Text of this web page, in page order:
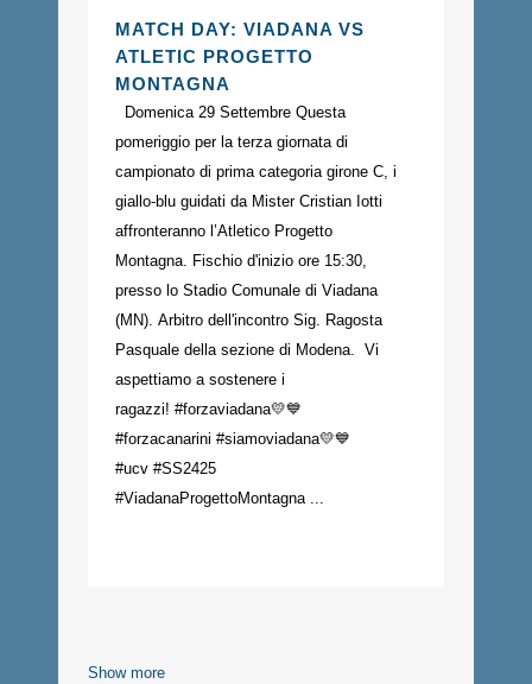
MATCH DAY: VIADANA VS
ATLETIC PROGETTO
MONTAGNA
Domenica 29 Settembre Questa
pomeriggio per la terza giornata di
campionato di prima categoria girone C, i
giallo-blu guidati da Mister Cristian Iotti
affronteranno l’Atletico Progetto
Montagna. Fischio d'inizio ore 15:30,
presso lo Stadio Comunale di Viadana
(MN). Arbitro dell'incontro Sig. Ragosta
Pasquale della sezione di Modena. Vi
aspettiamo a sostenere i
ragazzi! #forzaviadana💛💙
#forzacanarini #siamoviadana💛💙
#ucv #SS2425
#ViadanaProgettoMontagna ...
Show more